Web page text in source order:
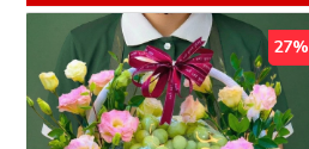
27%